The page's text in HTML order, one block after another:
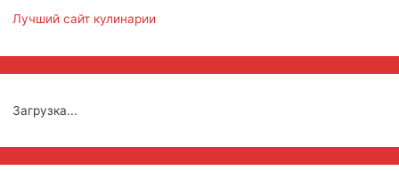
Лучший сайт кулинарии
Загрузка...